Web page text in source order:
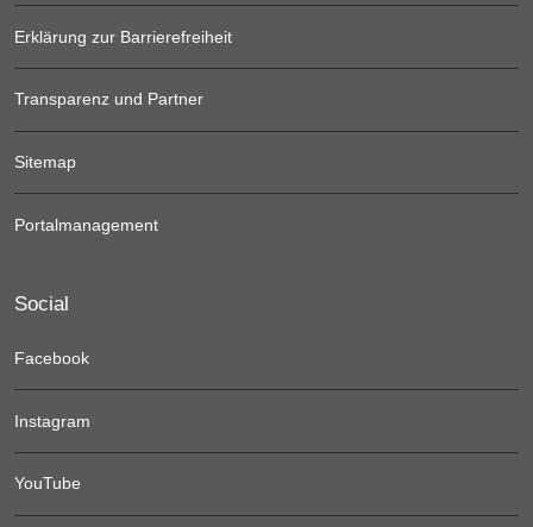
Erklärung zur Barrierefreiheit
Transparenz und Partner
Sitemap
Portalmanagement
Social
Facebook
Instagram
YouTube